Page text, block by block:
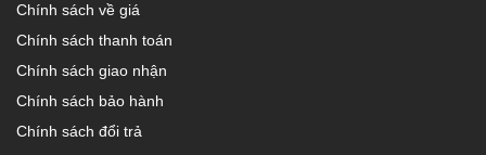
Chính sách về giá
Chính sách thanh toán
Chính sách giao nhận
Chính sách bảo hành
Chính sách đổi trả